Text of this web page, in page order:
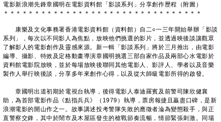
電影新浪潮先鋒章國明在電影資料館「影談系列」分享創作歷程（附圖）
＊ ＊ ＊ ＊ ＊ ＊ ＊ ＊ ＊ ＊ ＊ ＊ ＊ ＊ ＊ ＊ ＊ ＊ ＊ ＊ ＊ ＊ ＊ ＊ ＊ ＊ ＊ ＊ ＊ ＊ ＊ ＊
康樂及文化事務署香港電影資料館（資料館）自二○一三年開始舉辦「影談
系列」，每次以不同影人為焦點，放映他們挑選的影片，並透過映後談讓觀眾
了解影人的電影創作及靈感來源。新一輯「影談系列」將於三月推出，由電影
編導、攝影、特效及定格動畫導演章國明挑選三部自家作品及兩部心水電影於
資料館電影院放映，並於每場放映後聯同其他電影人、影評人、學者以及音樂
製作人舉行映後談，分享多年來創作心得，以及從大師級電影所得的啟發。
章國明出道初期於電視台執導，後得電影人泰迪羅賓及前警司陳欣健襄
助，為首部電影作品《點指兵兵》（1979）執導，票房報捷且贏盡口碑，是新
浪潮電影的開山作之一。故事講述投考警隊失敗的應徵者淪為變態殺手，與正
直警察交鋒，其中於鬧市及木屋區發生的槍戰節奏流暢，情節緊張刺激。同場